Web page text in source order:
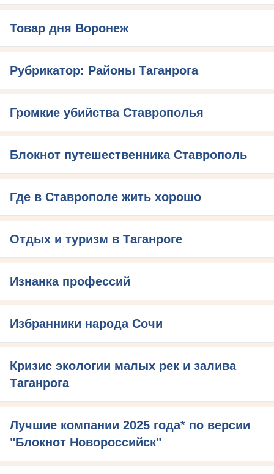
Товар дня Воронеж
Рубрикатор: Районы Таганрога
Громкие убийства Ставрополья
Блокнот путешественника Ставрополь
Где в Ставрополе жить хорошо
Отдых и туризм в Таганроге
Изнанка профессий
Избранники народа Сочи
Кризис экологии малых рек и залива
Таганрога
Лучшие компании 2025 года* по версии
"Блокнот Новороссийск"